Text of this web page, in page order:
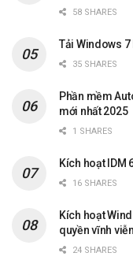
58 SHARES
Tải Windows
35 SHARES
Phần mềm
mới nhất 2025
1 SHARES
Kích hoạt IDM
16 SHARES
Kích hoạt
quyền vĩnh
24 SHARES